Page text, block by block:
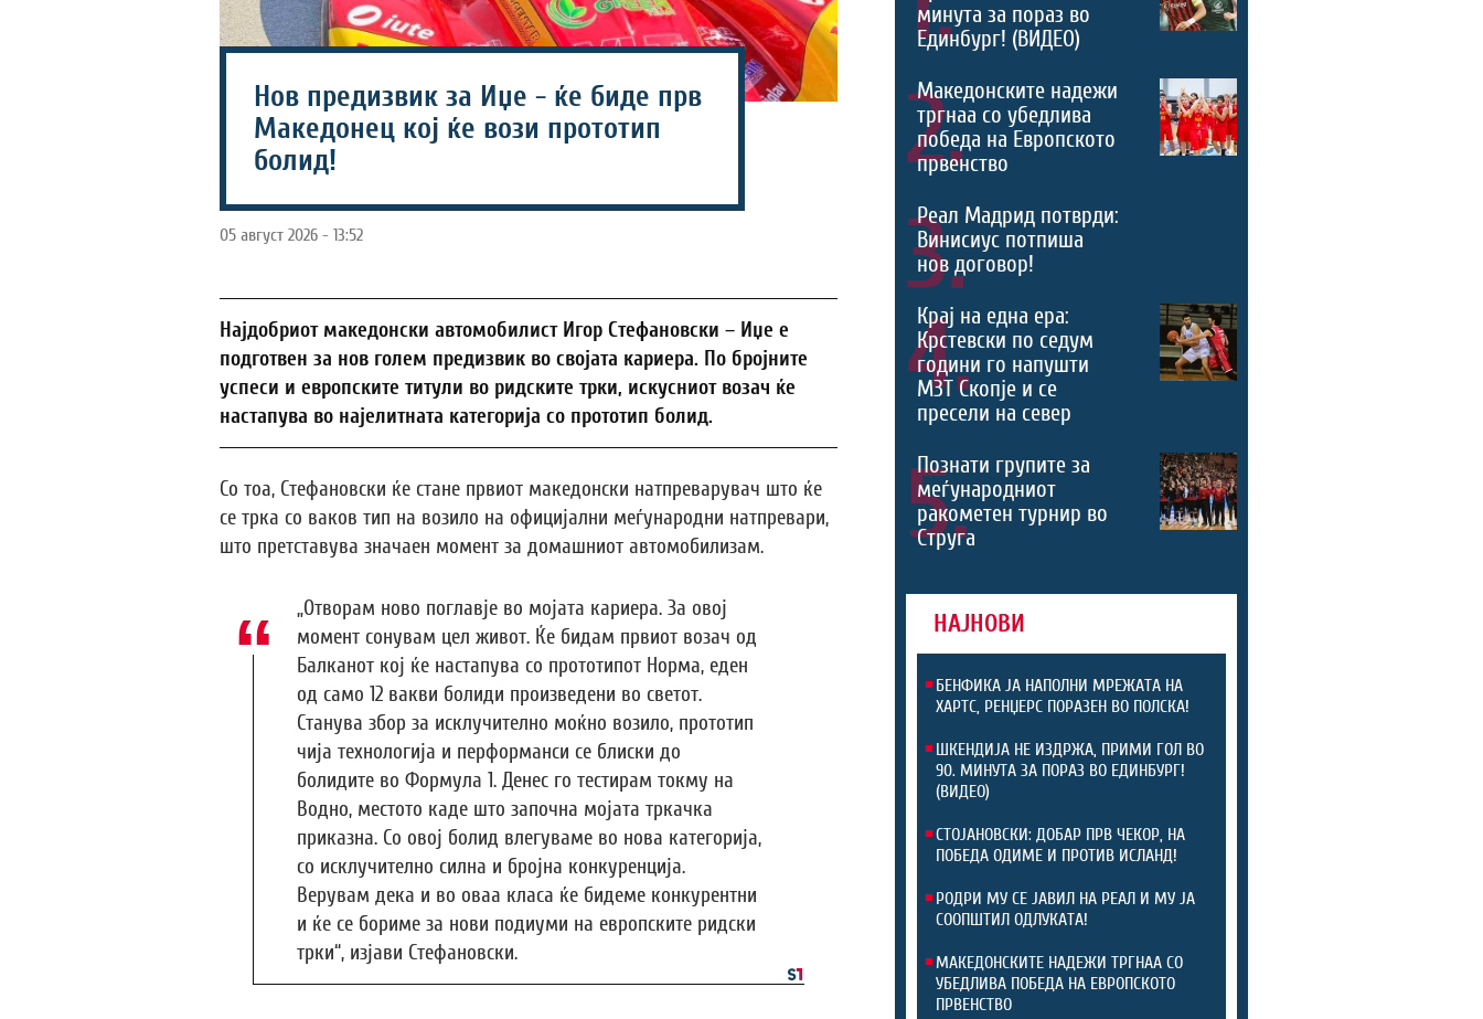
Нов предизвик за Иџе - ќе биде прв
Македонец кој ќе вози прототип
болид!
05 август 2026 - 13:52
Најдобриот македонски автомобилист Игор Стефановски – Иџе е
подготвен за нов голем предизвик во својата кариера. По бројните
успеси и европските титули во ридските трки, искусниот возач ќе
настапува во најелитната категорија со прототип болид.
Со тоа, Стефановски ќе стане првиот македонски натпреварувач што ќе
се трка со ваков тип на возило на официјални меѓународни натпревари,
што претставува значаен момент за домашниот автомобилизам.
„Отворам ново поглавје во мојата кариера. За овој
момент сонувам цел живот. Ќе бидам првиот возач од
Балканот кој ќе настапува со прототипот Норма, еден
од само 12 вакви болиди произведени во светот.
Станува збор за исклучително моќно возило, прототип
чија технологија и перформанси се блиски до
болидите во Формула 1. Денес го тестирам токму на
Водно, местото каде што започна мојата тркачка
приказна. Со овој болид влегуваме во нова категорија,
со исклучително силна и бројна конкуренција.
Верувам дека и во оваа класа ќе бидеме конкурентни
и ќе се бориме за нови подиуми на европските ридски
трки“, изјави Стефановски.
минута за пораз во
Единбург! (ВИДЕО)
2.
Македонските надежи
тргнаа со убедлива
победа на Европското
првенство
3.
Реал Мадрид потврди:
Винисиус потпиша
нов договор!
4.
Крај на една ера:
Крстевски по седум
години го напушти
МЗТ Скопје и се
пресели на север
5.
Познати групите за
меѓународниот
ракометен турнир во
Струга
НАЈНОВИ
БЕНФИКА ЈА НАПОЛНИ МРЕЖАТА НА
ХАРТС, РЕНЏЕРС ПОРАЗЕН ВО ПОЛСКА!
ШКЕНДИЈА НЕ ИЗДРЖА, ПРИМИ ГОЛ ВО
90. МИНУТА ЗА ПОРАЗ ВО ЕДИНБУРГ!
(ВИДЕО)
СТОЈАНОВСКИ: ДОБАР ПРВ ЧЕКОР, НА
ПОБЕДА ОДИМЕ И ПРОТИВ ИСЛАНД!
РОДРИ МУ СЕ ЈАВИЛ НА РЕАЛ И МУ ЈА
СООПШТИЛ ОДЛУКАТА!
МАКЕДОНСКИТЕ НАДЕЖИ ТРГНАА СО
УБЕДЛИВА ПОБЕДА НА ЕВРОПСКОТО
ПРВЕНСТВО